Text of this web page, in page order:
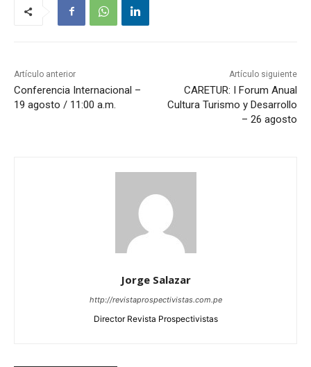
Artículo anterior
Conferencia Internacional –
19 agosto / 11:00 a.m.
Artículo siguiente
CARETUR: I Forum Anual
Cultura Turismo y Desarrollo
– 26 agosto
Jorge Salazar
http://revistaprospectivistas.com.pe
Director Revista Prospectivistas